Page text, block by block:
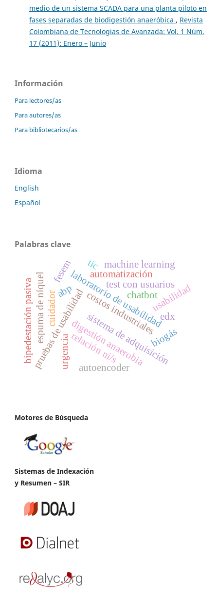
medio de un sistema SCADA para una planta piloto en
fases separadas de biodigestión anaeróbica , Revista
Colombiana de Tecnologias de Avanzada: Vol. 1 Núm.
17 (2011): Enero – Junio
Información
Para lectores/as
Para autores/as
Para bibliotecarios/as
Idioma
English
Español
Palabras clave
laboratorio de usabilidad
pruebas de usabilidad
test con usuarios
usabilidad
sistema de adquisición
digestión anaerobia
automatización
biogás
autoencoder
machine learning
abp costos industriales
espuma de níquel
fesem
edx
relación ni/s
chatbot
cuidador
urgencia
tic
bipedestación pasiva
Motores de Búsqueda
Sistemas de Indexación
y Resumen – SIR